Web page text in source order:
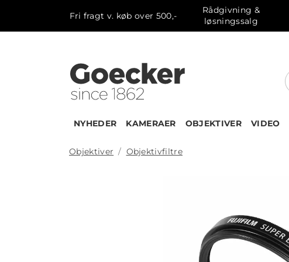
Fri fragt v. køb over 500,-
Rådgivning &
løsningssalg
NYHEDER KAMERAER OBJEKTIVER VIDEO
Objektiver Objektivfiltre